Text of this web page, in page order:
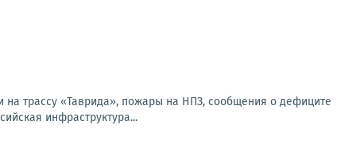
трассу «Таврида», пожары на НПЗ, сообщения о дефиците
инфраструктура...